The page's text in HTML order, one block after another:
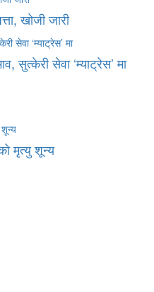
खोजी जारी
सुत्केरी सेवा ‘म्याट्रेस’ मा
मृत्यु शून्य